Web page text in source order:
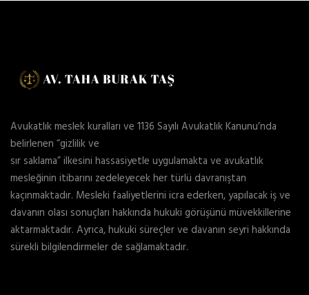
Avukatlık meslek kuralları ve 1136 Sayılı Avukatlık Kanunu’nda
belirlenen “gizlilik ve
sır saklama” ilkesini hassasiyetle uygulamakta ve avukatlık
mesleğinin itibarını zedeleyecek her türlü davranıştan
kaçınmaktadır. Mesleki faaliyetlerini icra ederken, yapılacak iş ve
davanın olası sonuçları hakkında hukuki görüşünü müvekkillerine
aktarmaktadır. Ayrıca, hukuki süreçler ve davanın seyri hakkında
sürekli bilgilendirmeler de sağlamaktadır.